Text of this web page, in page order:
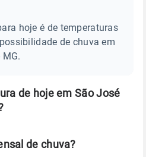
hoje é de temperaturas
de chuva em
de hoje em São José
de chuva?